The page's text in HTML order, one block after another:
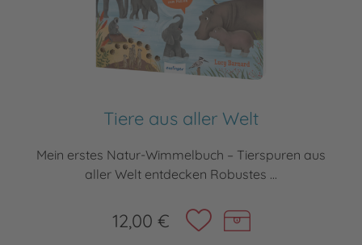
Tiere aus aller Welt
Mein erstes Natur-Wimmelbuch – Tierspuren aus
aller Welt entdecken Robustes ...
12,00 €